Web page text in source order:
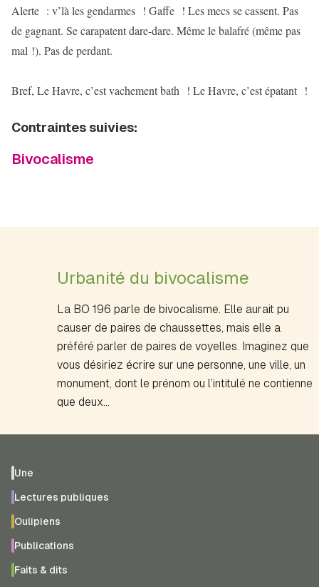
Alerte : v’là les gendarmes ! Gaffe ! Les mecs se cassent. Pas
de gagnant. Se carapatent dare-dare. Même le balafré (même pas
mal !). Pas de perdant.
Bref, Le Havre, c’est vachement bath ! Le Havre, c’est épatant !
Contraintes suivies:
Bivocalisme
Urbanité du bivocalisme
La BO 196 parle de bivocalisme. Elle aurait pu
causer de paires de chaussettes, mais elle a
préféré parler de paires de voyelles. Imaginez que
vous désiriez écrire sur une personne, une ville, un
monument, dont le prénom ou l’intitulé ne contienne
que deux…
Une
Lectures publiques
Oulipiens
Publications
Faits & dits